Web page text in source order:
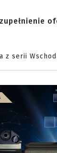
z serii